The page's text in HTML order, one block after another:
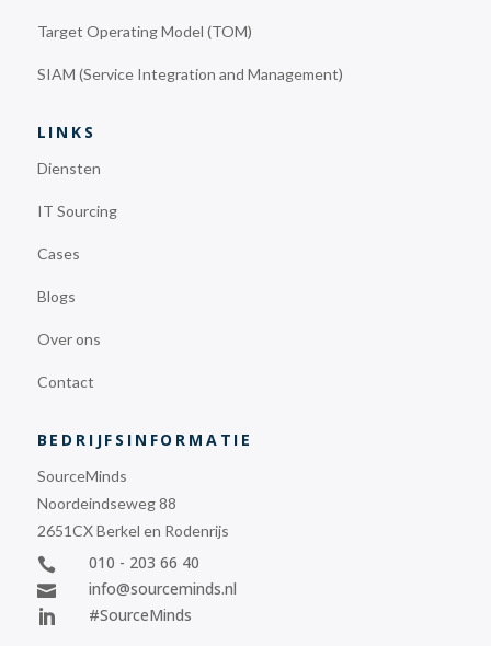
Target Operating Model (TOM)
SIAM (Service Integration and Management)
LINKS
Diensten
IT Sourcing
Cases
Blogs
Over ons
Contact
BEDRIJFSINFORMATIE
SourceMinds
Noordeindseweg 88
2651CX Berkel en Rodenrijs

010 - 203 66 40
 info@sourceminds.nl
 #SourceMinds